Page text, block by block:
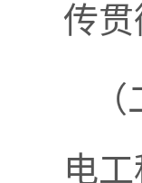
传
电